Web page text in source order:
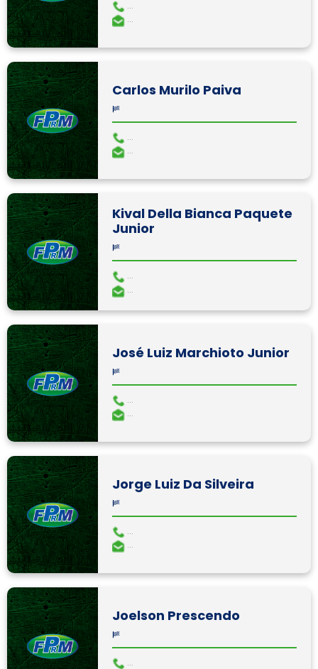
...
...
Carlos Murilo Paiva
...
...
Kival Della Bianca Paquete
Junior
...
...
José Luiz Marchioto Junior
...
...
Jorge Luiz Da Silveira
...
...
Joelson Prescendo
...